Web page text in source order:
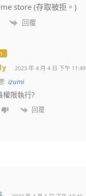
store (存取被拒。)
回覆
2023 年 4 月 4 日 下午 11:49
:izumi
權限執行?
回覆